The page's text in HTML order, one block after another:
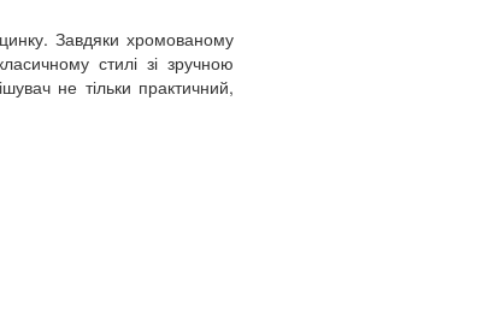
Завдяки хромованому
стилі зі зручною
не тільки практичний,